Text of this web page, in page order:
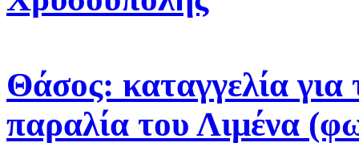
Θάσος: καταγγελία για
παραλία του Λιμένα